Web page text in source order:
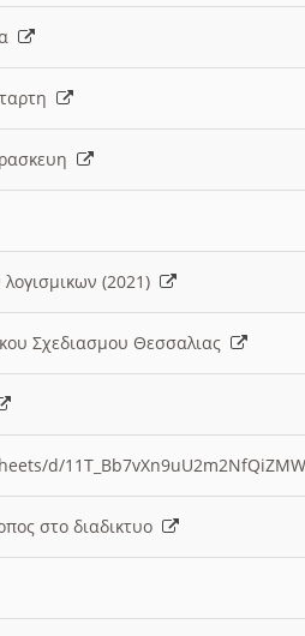
(2021)
Σχεδιασμου Θεσσαλιας
d/
στο διαδικτυο